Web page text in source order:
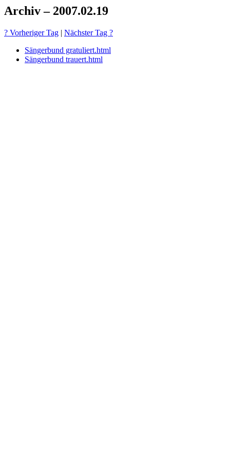
Archiv – 2007.02.19
? Vorheriger Tag | Nächster Tag ?
Sängerbund gratuliert.html
Sängerbund trauert.html